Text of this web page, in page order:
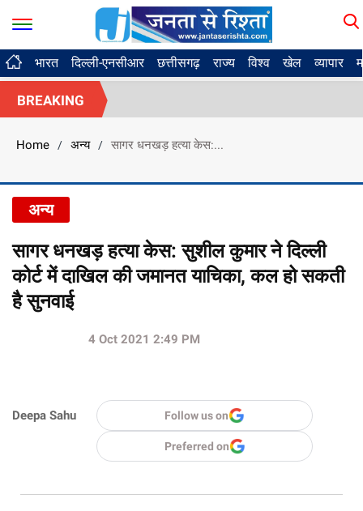
भारत दिल्ली-एनसीआर छत्तीसगढ़ राज्य विश्व खेल व्यापार
BREAKING
Home / अन्य / सागर धनखड़ हत्या केस:...
अन्य
सागर धनखड़ हत्या केस: सुशील कुमार ने दिल्ली
कोर्ट में दाखिल की जमानत याचिका, कल हो सकती
है सुनवाई
Deepa Sahu
4 Oct 2021 2:49 PM
Follow us on
Preferred on